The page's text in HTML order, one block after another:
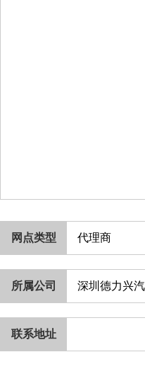
网点类型 代理商
所属公司 深圳德力兴
联系地址